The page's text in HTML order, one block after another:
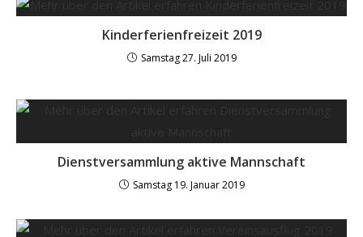
Kinderferienfreizeit 2019
Samstag 27. Juli 2019
Dienstversammlung aktive Mannschaft
Samstag 19. Januar 2019